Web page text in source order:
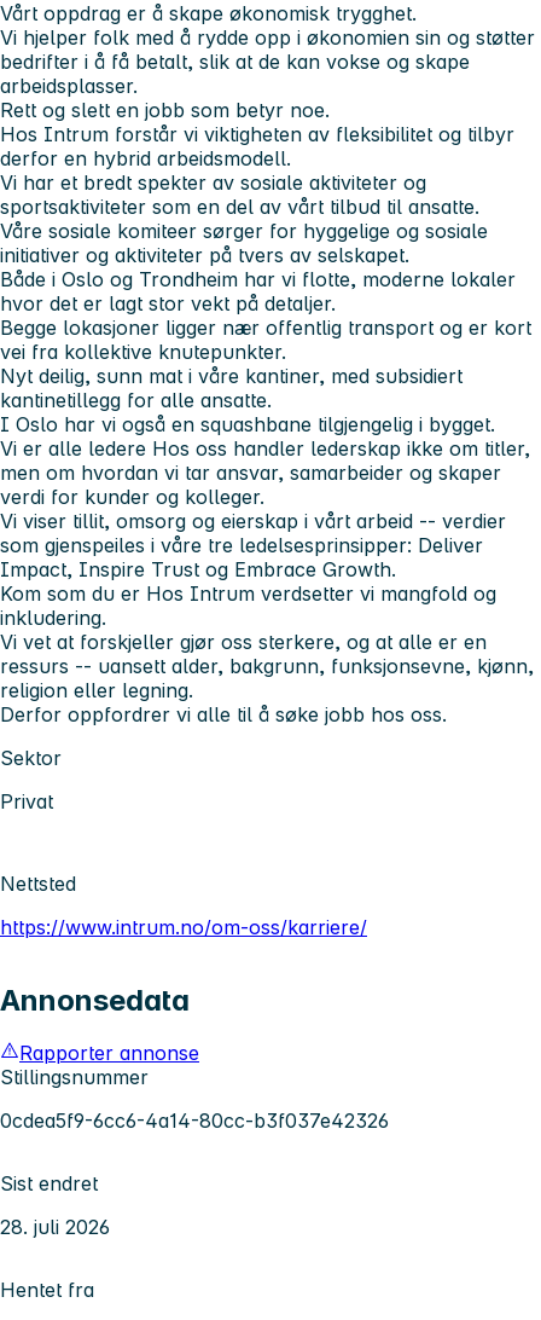
Vårt oppdrag er å skape økonomisk trygghet.
Vi hjelper folk med å rydde opp i økonomien sin og støtter
bedrifter i å få betalt, slik at de kan vokse og skape
arbeidsplasser.
Rett og slett en jobb som betyr noe.
Hos Intrum forstår vi viktigheten av fleksibilitet og tilbyr
derfor en hybrid arbeidsmodell.
Vi har et bredt spekter av sosiale aktiviteter og
sportsaktiviteter som en del av vårt tilbud til ansatte.
Våre sosiale komiteer sørger for hyggelige og sosiale
initiativer og aktiviteter på tvers av selskapet.
Både i Oslo og Trondheim har vi flotte, moderne lokaler
hvor det er lagt stor vekt på detaljer.
Begge lokasjoner ligger nær offentlig transport og er kort
vei fra kollektive knutepunkter.
Nyt deilig, sunn mat i våre kantiner, med subsidiert
kantinetillegg for alle ansatte.
I Oslo har vi også en squashbane tilgjengelig i bygget.
Vi er alle ledere Hos oss handler lederskap ikke om titler,
men om hvordan vi tar ansvar, samarbeider og skaper
verdi for kunder og kolleger.
Vi viser tillit, omsorg og eierskap i vårt arbeid -- verdier
som gjenspeiles i våre tre ledelsesprinsipper: Deliver
Impact, Inspire Trust og Embrace Growth.
Kom som du er Hos Intrum verdsetter vi mangfold og
inkludering.
Vi vet at forskjeller gjør oss sterkere, og at alle er en
ressurs -- uansett alder, bakgrunn, funksjonsevne, kjønn,
religion eller legning.
Derfor oppfordrer vi alle til å søke jobb hos oss.
Sektor
Privat
Nettsted
https://www.intrum.no/om-oss/karriere/
Annonsedata
Rapporter annonse
Stillingsnummer
0cdea5f9-6cc6-4a14-80cc-b3f037e42326
Sist endret
28. juli 2026
Hentet fra